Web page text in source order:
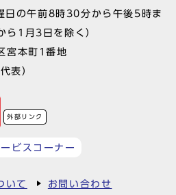
日の午前8時30分から午後5時ま
1月3日を除く）
宮本町1番地
代表）
外部リンク
ビスコーナー
いて お問い合わせ